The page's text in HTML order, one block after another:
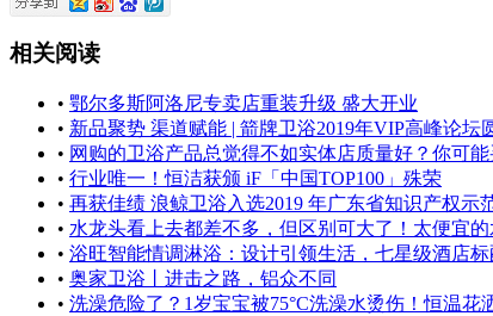
相关阅读
• 鄂尔多斯阿洛尼专卖店重装升级 盛大开业
• 新品聚势 渠道赋能 | 箭牌卫浴2019年VIP高峰论坛
• 网购的卫浴产品总觉得不如实体店质量好？你可能
• 行业唯一！恒洁获颁 iF「中国TOP100」殊荣
• 再获佳绩 浪鲸卫浴入选2019 年广东省知识产权示
• 水龙头看上去都差不多，但区别可大了！太便宜
• 浴旺智能情调淋浴：设计引领生活，七星级酒店
• 奥家卫浴丨进击之路，铝众不同
• 洗澡危险了？1岁宝宝被75°C洗澡水烫伤！恒温花